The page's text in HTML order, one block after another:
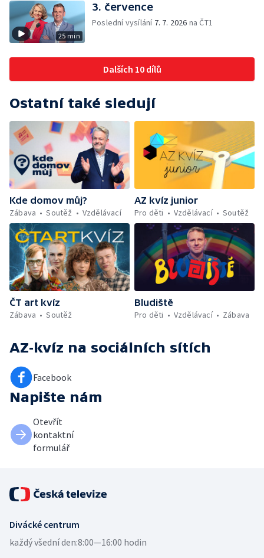
25 min
3. července
Poslední vysílání 7. 7. 2026 na ČT1
Dalších 10 dílů
Ostatní také sledují
Kde domov můj?
Zábava
Soutěž Vzdělávací
AZ kvíz junior
Pro děti
Vzdělávací Soutěž
ČT art kvíz
Zábava
Soutěž
Bludiště
Pro děti
Vzdělávací Zábava
AZ-kvíz na sociálních sítích
Facebook
Napište nám
Otevřít
kontaktní
formulář
Divácké centrum
každý všední den:8:00—16:00 hodin